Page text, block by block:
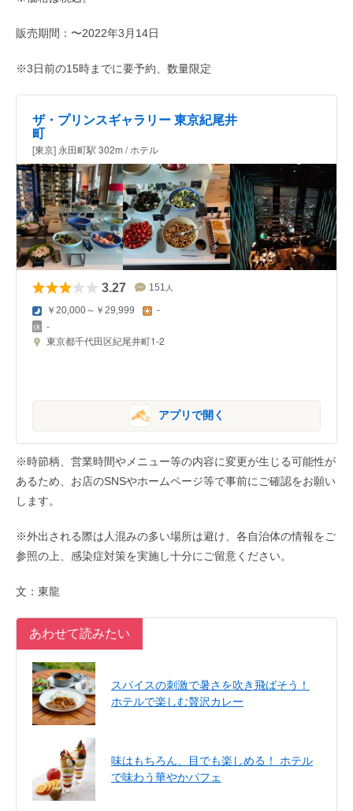
販売期間：〜2022年3月14日
※3日前の15時までに要予約、数量限定
ザ・プリンスギャラリー 東京紀尾井
町
[東京] 永田町駅 302m / ホテル
3.27 151 人
￥20,000～￥29,999 -
-
東京都千代田区紀尾井町1-2
アプリで開く
※時節柄、営業時間やメニュー等の内容に変更が生じる可能性が
あるため、お店のSNSやホームページ等で事前にご確認をお願い
します。
※外出される際は人混みの多い場所は避け、各自治体の情報をご
参照の上、感染症対策を実施し十分にご留意ください。
文：東龍
あわせて読みたい
スパイスの刺激で暑さを吹き飛ばそう！
ホテルで楽しむ贅沢カレー
味はもちろん、目でも楽しめる！ ホテル
で味わう華やかパフェ